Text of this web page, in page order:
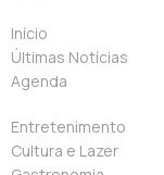
Início
Últimas Notícias
Agenda
Entretenimento
Cultura e Lazer